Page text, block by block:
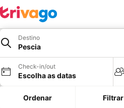
Destino
Pescia
Check-in/out
Escolha as datas
Ordenar Filtrar